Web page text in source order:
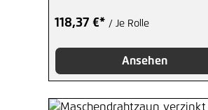
118,37 €* / Je Rolle
Ansehen